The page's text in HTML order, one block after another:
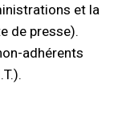
et la
de presse).
adhérents